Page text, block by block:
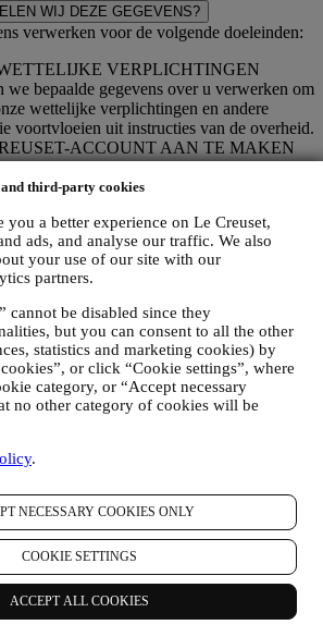
third-party cookies
you a better experience on Le Creuset,
ads, and analyse our traffic. We also
your use of our site with our
partners.
cannot be disabled since they
but you can consent to all the other
statistics and marketing cookies) by
or click “Cookie settings”, where
category, or “Accept necessary
no other category of cookies will be
.
NECESSARY COOKIES ONLY
COOKIE SETTINGS
ACCEPT ALL COOKIES
WIJ DEZE GEGEVENS?
verwerken voor de volgende doeleinden:
VERPLICHTINGEN
bepaalde gegevens over u verwerken om
wettelijke verplichtingen en andere
voortvloeien uit instructies van de overheid.
ACCOUNT AAN TE MAKEN
gebruiken om een Le Creuset-
die u toegang geeft tot een reeks
diensten, zoals sneller afrekenen, meerdere
opslaan, bestellingen bekijken en volgen.
is vereist om ons in staat te stellen
u als Le Creuset-accounthouder te leveren.
TE BEHEREN EN OM ONZE
EN ASSISTENTIE AAN U
gebruiken om onze contractuele
aankoop van producten op de Website, uw
eventuele latere hulp na de verkoop
onze wedstrijden te beheren. Mogelijk
die verband houden met onze
van betaalkaarten, fraudescreening,
systeemtests, onderhoud en statistische
moeten we mogelijk om administratieve of
contact met u opnemen. Bijvoorbeeld
van uw aankoop te sturen. We zullen
ook gebruiken om uw verzoeken te
via onze Websiteformulieren of andere